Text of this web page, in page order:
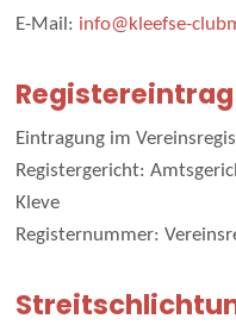
E-Mail: info@kleefse-
Registereintrag
Eintragung im
Registergericht:
Kleve
Registernummer: